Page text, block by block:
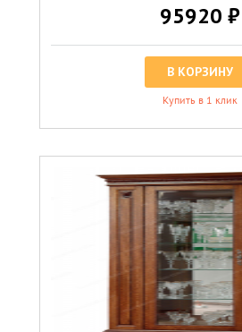
95920 ₽
В КОРЗИНУ
Купить в 1 клик